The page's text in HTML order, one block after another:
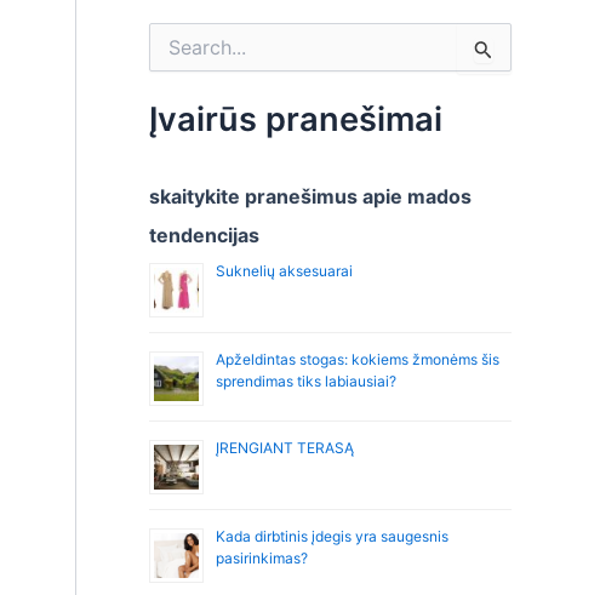
r
c
o
r
Įvairūs pranešimai
skaitykite pranešimus apie mados
tendencijas
Suknelių aksesuarai
Apželdintas stogas: kokiems žmonėms šis
sprendimas tiks labiausiai?
ĮRENGIANT TERASĄ
Kada dirbtinis įdegis yra saugesnis
pasirinkimas?